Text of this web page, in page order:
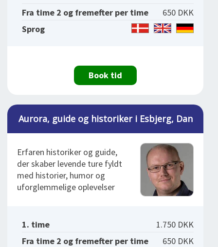
Fra time 2 og fremefter per time
650 DKK
Sprog
Book tid
Aurora, guide og historiker i Esbjerg, Dan
Erfaren historiker og guide,
der skaber levende ture fyldt
med historier, humor og
uforglemmelige oplevelser
1. time
1.750 DKK
Fra time 2 og fremefter per time
650 DKK